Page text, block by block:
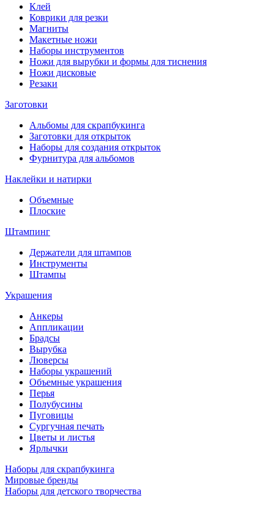
Клей
Коврики для резки
Магниты
Макетные ножи
Наборы инструментов
Ножи для вырубки и формы для тиснения
Ножи дисковые
Резаки
Заготовки
Альбомы для скрапбукинга
Заготовки для открыток
Наборы для создания открыток
Фурнитура для альбомов
Наклейки и натирки
Объемные
Плоские
Штампинг
Держатели для штампов
Инструменты
Штампы
Украшения
Анкеры
Аппликации
Брадсы
Вырубка
Люверсы
Наборы украшений
Объемные украшения
Перья
Полубусины
Пуговицы
Сургучная печать
Цветы и листья
Ярлычки
Наборы для скрапбукинга
Мировые бренды
Наборы для детского творчества